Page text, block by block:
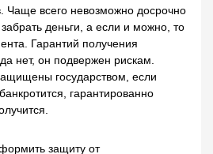
Чаще всего невозможно досрочно
забрать деньги, а если и можно, то
Гарантий получения
нет, он подвержен рискам.
государством, если
гарантированно
защиту от